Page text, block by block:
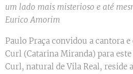
um lado mais misterioso e até
Eurico Amorim
Paulo Praça convidou a cantora
Curl (Catarina Miranda) para
Curl, natural de Vila Real, reside